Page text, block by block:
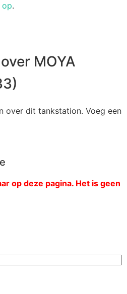
op.
MOYA
over dit tankstation. Voeg een
op deze pagina. Het is geen